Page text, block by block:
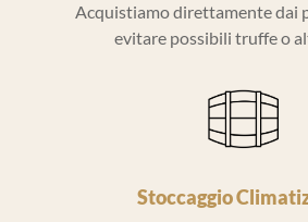
Acquistiamo direttamente dai
evitare possibili truffe o
Stoccaggio